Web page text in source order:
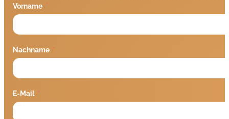
Vorname
Nachname
E-Mail